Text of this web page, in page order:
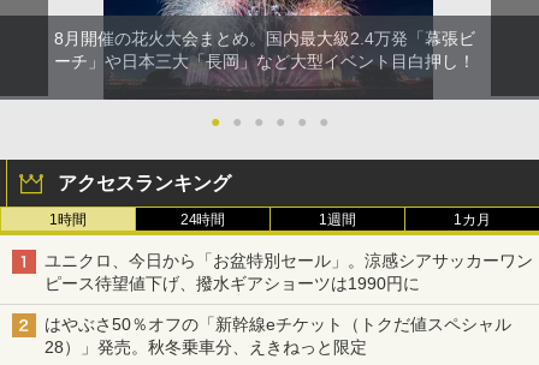
8月開催の花火大会まとめ。国内最大級2.4万発「幕張ビ
ーチ」や日本三大「長岡」など大型イベント目白押し！
● ● ● ● ● ●
アクセスランキング
1時間 24時間 1週間 1カ月
ユニクロ、今日から「お盆特別セール」。涼感シアサッカーワン
ピース待望値下げ、撥水ギアショーツは1990円に
はやぶさ50％オフの「新幹線eチケット（トクだ値スペシャル
28）」発売。秋冬乗車分、えきねっと限定